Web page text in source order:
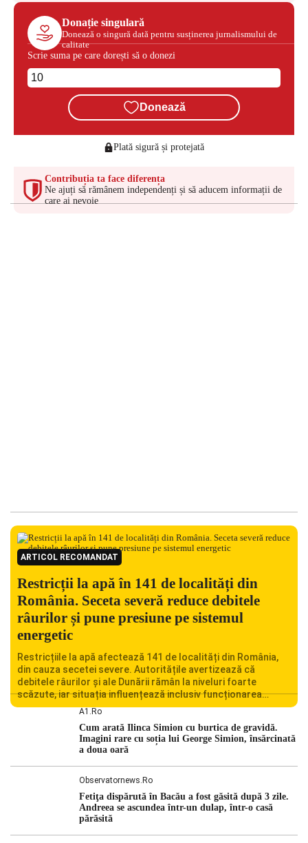
Donație singulară
Donează o singură dată pentru susținerea jurnalismului de
calitate
Scrie suma pe care dorești să o donezi
Donează
Plată sigură și protejată
Contribuția ta face diferența
Ne ajuți să rămânem independenți și să aducem informații de
care ai nevoie
ARTICOL RECOMANDAT
Restricții la apă în 141 de localități din
România. Seceta severă reduce debitele
râurilor și pune presiune pe sistemul
energetic
Restricțiile la apă afectează 141 de localități din România,
din cauza secetei severe. Autoritățile avertizează că
debitele râurilor și ale Dunării rămân la niveluri foarte
scăzute, iar situația influențează inclusiv funcționarea
Centralei Nucleare de la Cernavodă. România se confruntă
hidrologic din ultimii ani. Lipsa […]
A1.ro
Cum arată Ilinca Simion cu burtica de gravidă.
Imagini rare cu soția lui George Simion, însărcinată
a doua oară
Observatornews.ro
Fetiţa dispărută în Bacău a fost găsită după 3 zile.
Andreea se ascundea într-un dulap, într-o casă
părăsită